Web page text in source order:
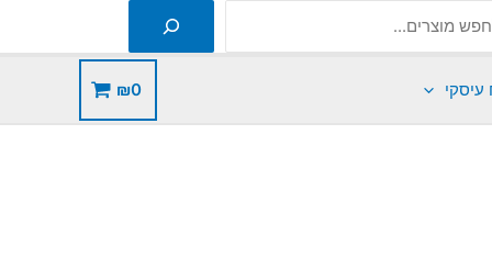
עיסקי ₪0